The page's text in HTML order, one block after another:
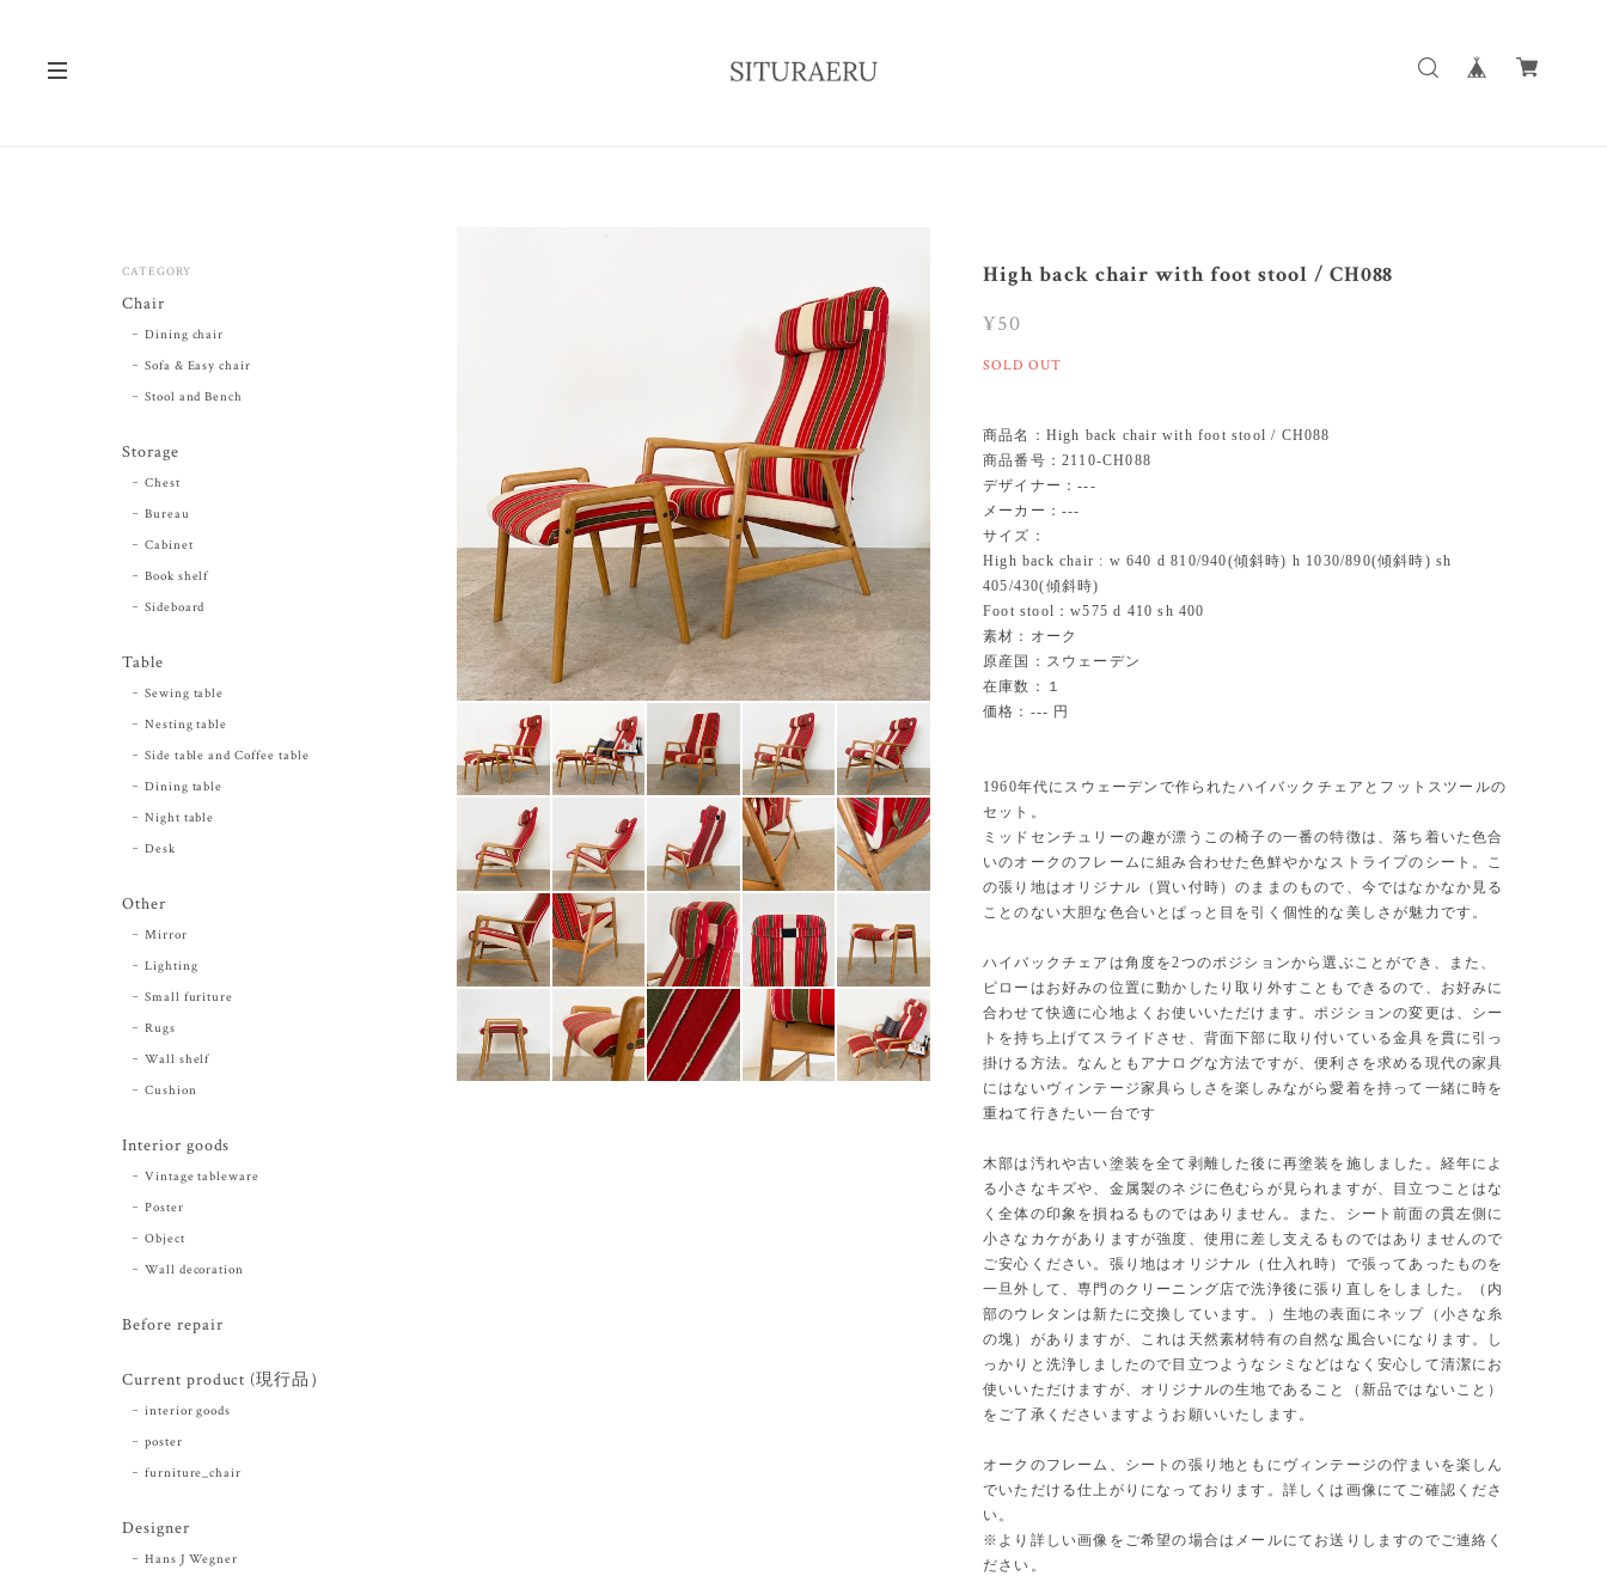
High back chair with foot stool / CH088
¥50
SOLD OUT
商品名：High back chair with foot stool / CH088
商品番号：2110-CH088
デザイナー：---
メーカー：---
サイズ：
High back chair : w 640 d 810/940(傾斜時) h 1030/890(傾斜時) sh
405/430(傾斜時)
Foot stool：w575 d 410 sh 400
素材：オーク
原産国：スウェーデン
在庫数：１
価格：--- 円
1960年代にスウェーデンで作られたハイバックチェアとフットスツールの
セット。
ミッドセンチュリーの趣が漂うこの椅子の一番の特徴は、落ち着いた色合
いのオークのフレームに組み合わせた色鮮やかなストライプのシート。こ
の張り地はオリジナル（買い付時）のままのもので、今ではなかなか見る
ことのない大胆な色合いとぱっと目を引く個性的な美しさが魅力です。
ハイバックチェアは角度を2つのポジションから選ぶことができ、また、
ピローはお好みの位置に動かしたり取り外すこともできるので、お好みに
合わせて快適に心地よくお使いいただけます。ポジションの変更は、シー
トを持ち上げてスライドさせ、背面下部に取り付いている金具を貫に引っ
掛ける方法。なんともアナログな方法ですが、便利さを求める現代の家具
にはないヴィンテージ家具らしさを楽しみながら愛着を持って一緒に時を
重ねて行きたい一台です
木部は汚れや古い塗装を全て剥離した後に再塗装を施しました。経年によ
る小さなキズや、金属製のネジに色むらが見られますが、目立つことはな
く全体の印象を損ねるものではありません。また、シート前面の貫左側に
小さなカケがありますが強度、使用に差し支えるものではありませんので
ご安心ください。張り地はオリジナル（仕入れ時）で張ってあったものを
一旦外して、専門のクリーニング店で洗浄後に張り直しをしました。（内
部のウレタンは新たに交換しています。）生地の表面にネップ（小さな糸
の塊）がありますが、これは天然素材特有の自然な風合いになります。し
っかりと洗浄しましたので目立つようなシミなどはなく安心して清潔にお
使いいただけますが、オリジナルの生地であること（新品ではないこと）
をご了承くださいますようお願いいたします。
オークのフレーム、シートの張り地ともにヴィンテージの佇まいを楽しん
でいただける仕上がりになっております。詳しくは画像にてご確認くださ
い。
※より詳しい画像をご希望の場合はメールにてお送りしますのでご連絡く
ださい。
CATEGORY
Chair
Dining chair
Sofa & Easy chair
Stool and Bench
Storage
Chest
Bureau
Cabinet
Book shelf
Sideboard
Table
Sewing table
Nesting table
Side table and Coffee table
Dining table
Night table
Desk
Other
Mirror
Lighting
Small furiture
Rugs
Wall shelf
Cushion
Interior goods
Vintage tableware
Poster
Object
Wall decoration
Before repair
Current product (現行品）
interior goods
poster
furniture_chair
Designer
Hans J Wegner